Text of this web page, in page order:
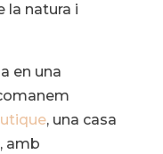
la natura i
en una
, una casa
amb